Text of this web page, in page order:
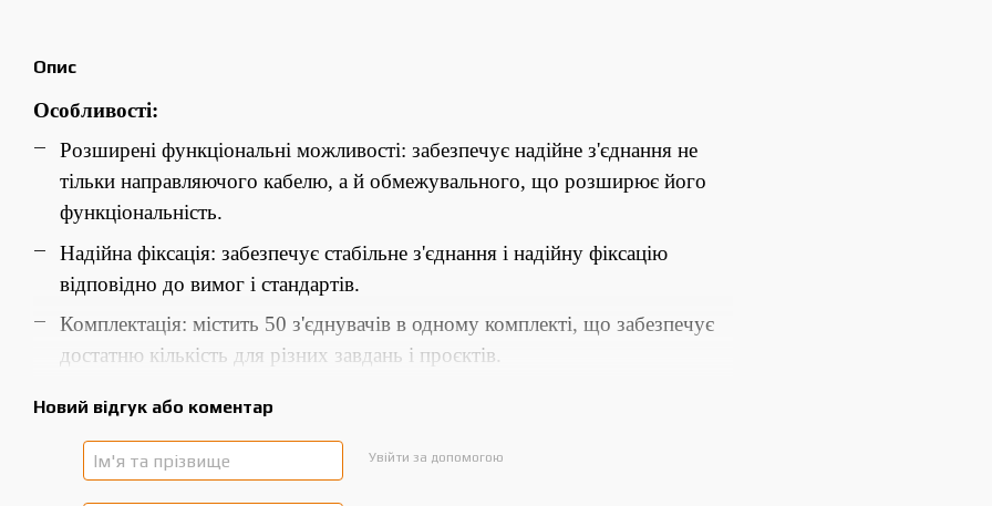
Опис
Особливості:
Розширені функціональні можливості: забезпечує надійне з'єднання не
тільки направляючого кабелю, а й обмежувального, що розширює його
функціональність.
Надійна фіксація: забезпечує стабільне з'єднання і надійну фіксацію
відповідно до вимог і стандартів.
Комплектація: містить 50 з'єднувачів в одному комплекті, що забезпечує
достатню кількість для різних завдань і проєктів.
Новий відгук або коментар
Увійти за допомогою